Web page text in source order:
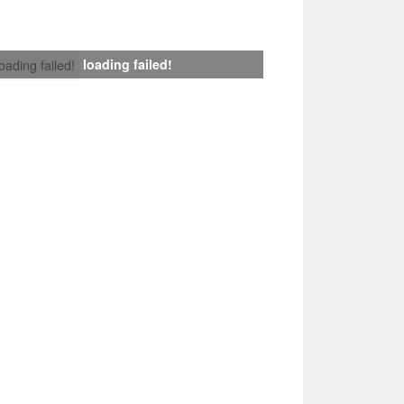
failed! loading failed!